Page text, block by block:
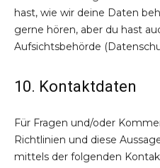
hast, wie wir deine Daten
gerne hören, aber du hast
Aufsichtsbehörde
10. Kontaktdaten
Für Fragen und/oder
Richtlinien und diese
mittels der folgenden